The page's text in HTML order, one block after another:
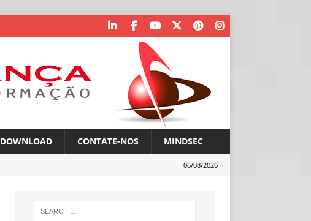
DOWNLOAD CONTATE-NOS MINDSEC
06/08/2026